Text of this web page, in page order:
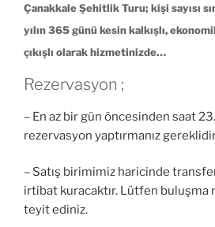
Çanakkale Şehitlik Turu; kişi sayısı
yılın 365 günü kesin kalkışlı,
çıkışlı olarak hizmetinizde…
Rezervasyon ;
– En az bir gün öncesinden saat
rezervasyon yaptırmanız
– Satış birimimiz haricinde
irtibat kuracaktır. Lütfen buluşma
teyit ediniz.